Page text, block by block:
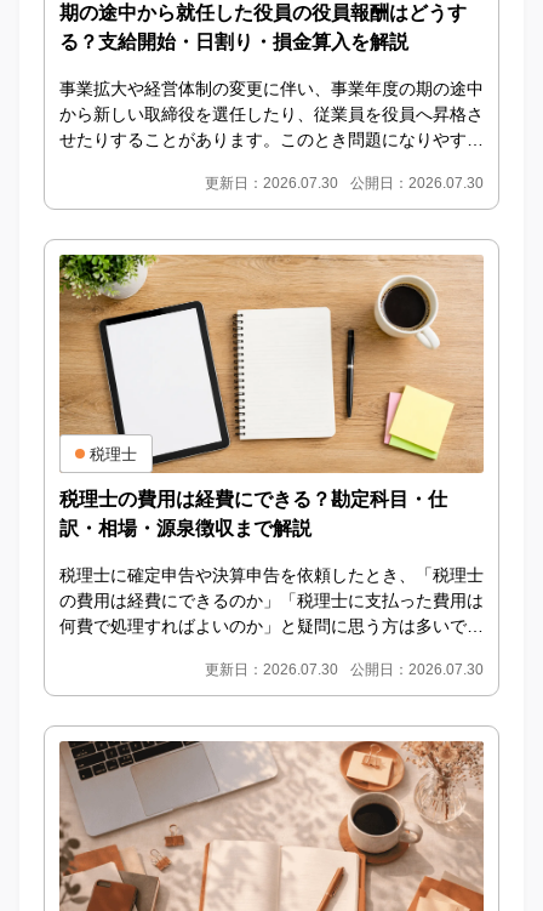
期の途中から就任した役員の役員報酬はどうす
る？支給開始・日割り・損金算入を解説
事業拡大や経営体制の変更に伴い、事業年度の期の途中
から新しい取締役を選任したり、従業員を役員へ昇格さ
せたりすることがあります。このとき問題になりやすい
更新日：2026.07.30 公開日：2026.07.30
税理士の費用は経費にできる？勘定科目・仕
訳・相場・源泉徴収まで解説
税理士に確定申告や決算申告を依頼したとき、「税理士
の費用は経費にできるのか」「税理士に支払った費用は
何費で処理すればよいのか」と疑問に思う方は多いでし
更新日：2026.07.30 公開日：2026.07.30
税理士